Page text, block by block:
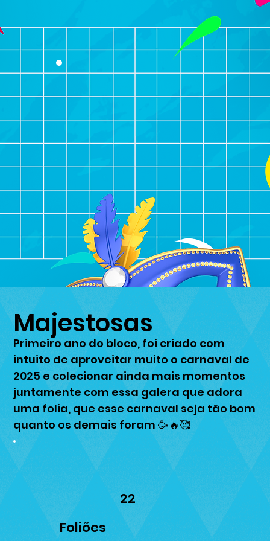
Majestosas
Primeiro ano do bloco, foi criado com
intuito de aproveitar muito o carnaval de
2025 e colecionar ainda mais momentos
juntamente com essa galera que adora
uma folia, que esse carnaval seja tão bom
quanto os demais foram 🥳🔥🥰
22
Foliões